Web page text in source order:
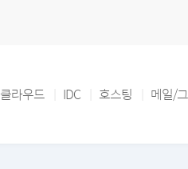
클라우드 IDC 호스팅 메일/